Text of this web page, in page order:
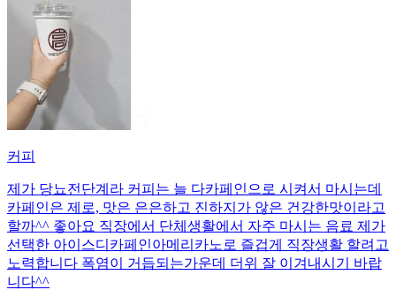
커피
제가 당뇨전단계라 커피는 늘 다카페인으로 시켜서 마시는데
카페인은 제로, 맛은 은은하고 진하지가 않은 건강한맛이라고
할까^^ 좋아요 직장에서 단체생활에서 자주 마시는 음료 제가
선택한 아이스디카페인아메리카노로 즐겁게 직장생활 할려고
노력합니다 폭염이 거듭되는가운데 더위 잘 이겨내시기 바랍
니다^^